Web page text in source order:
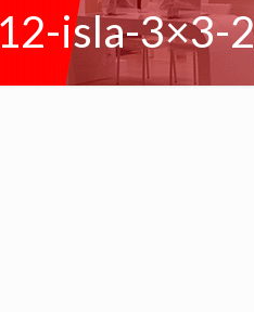
isla-3×3-2